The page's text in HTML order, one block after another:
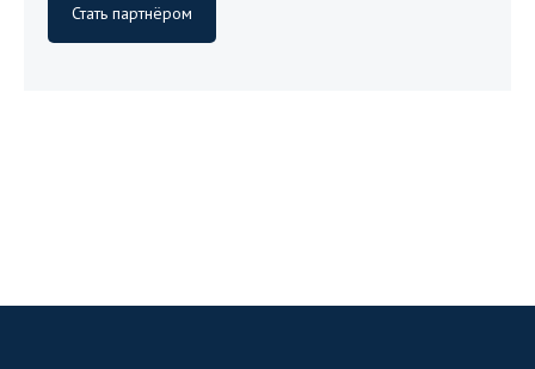
Стать партнёром